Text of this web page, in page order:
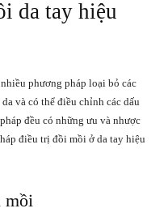
da tay hiệu
phương pháp loại bỏ các
và có thể điều chỉnh các dấu
đều có những ưu và nhược
điều trị đồi mồi ở da tay hiệu
mồi